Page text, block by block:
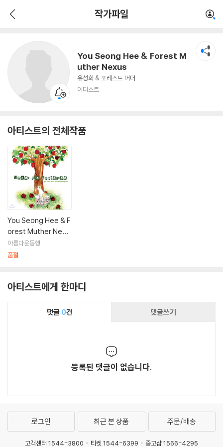
작가파일
You Seong Hee & Forest M
uther Nexus
유성희 & 포레스트 머더
아티스트
아티스트의 전체작품
You Seong Hee & F
orest Muther Nexu
s - Under the Appl
etree
아름다운동행
품절
아티스트에게 한마디
댓글 0건 댓글쓰기
등록된 댓글이 없습니다.
로그인 최근 본 상품 주문/배송
고객센터 1544-3800 티켓 1544-6399 중고샵 1566-4295